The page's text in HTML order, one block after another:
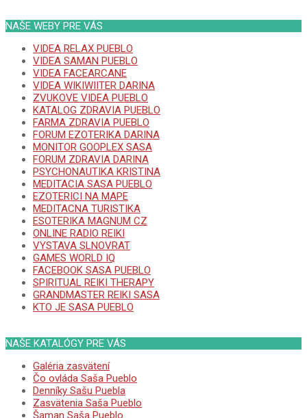
NAŠE WEBY PRE VÁS
VIDEA RELAX PUEBLO
VIDEA SAMAN PUEBLO
VIDEA FACEARCANE
VIDEA WIKIWIITER DARINA
ZVUKOVE VIDEA PUEBLO
KATALOG ZDRAVIA PUEBLO
FARMA ZDRAVIA PUEBLO
FORUM EZOTERIKA DARINA
MONITOR GOOPLEX SASA
FORUM ZDRAVIA DARINA
PSYCHONAUTIKA KRISTINA
MEDITACIA SASA PUEBLO
EZOTERICI NA MAPE
MEDITACNA TURISTIKA
ESOTERIKA MAGNUM CZ
ONLINE RADIO REIKI
VYSTAVA SLNOVRAT
GAMES WORLD IQ
FACEBOOK SASA PUEBLO
SPIRITUAL REIKI THERAPY
GRANDMASTER REIKI SASA
KTO JE SASA PUEBLO
NAŠE KATALÓGY PRE VÁS
Galéria zasvätení
Čo ovláda Saša Pueblo
Denníky Sašu Puebla
Zasvätenia Saša Pueblo
Šaman Saša Pueblo